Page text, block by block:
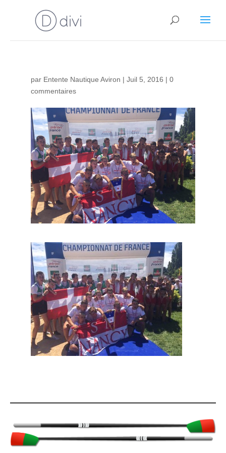
par Entente Nautique Aviron | Juil 5, 2016 | 0
commentaires